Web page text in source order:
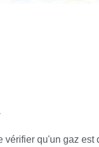
vérifier qu'un gaz est